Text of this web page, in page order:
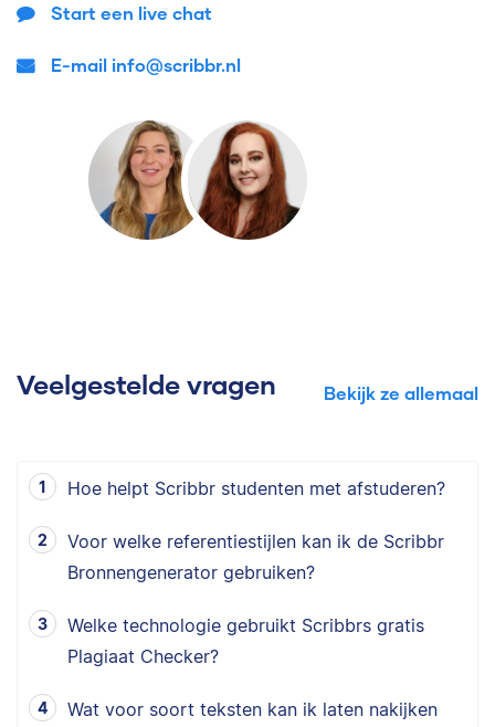
Start een live chat
E-mail info@scribbr.nl
Veelgestelde vragen Bekijk ze allemaal
Hoe helpt Scribbr studenten met afstuderen?
Voor welke referentiestijlen kan ik de Scribbr
Bronnengenerator gebruiken?
Welke technologie gebruikt Scribbrs gratis
Plagiaat Checker?
Wat voor soort teksten kan ik laten nakijken